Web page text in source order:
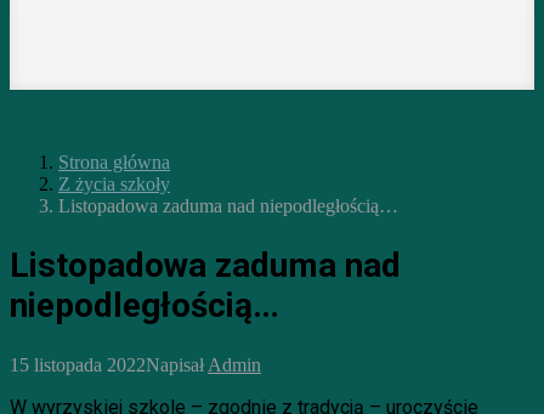
Strona główna
Z życia szkoły
Listopadowa zaduma nad niepodległością…
Listopadowa zaduma nad
niepodległością…
15 listopada 2022NapisałAdmin
W wyrzyskiej szkole – zgodnie z tradycją – uroczyście